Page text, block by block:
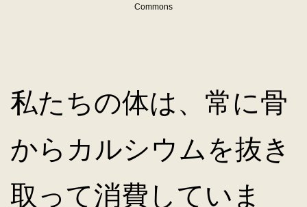
Commons
私たちの体は、常に骨
からカルシウムを抜き
取って消費していま